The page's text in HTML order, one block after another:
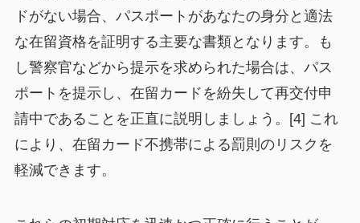
ドがない場合、パスポートがあなたの身分と適法
な在留資格を証明する主要な書類となります。も
し警察官などから提示を求められた場合は、パス
ポートを提示し、在留カードを紛失して再交付申
請中であることを正直に説明しましょう。[4] これ
により、在留カード不携帯による罰則のリスクを
軽減できます。